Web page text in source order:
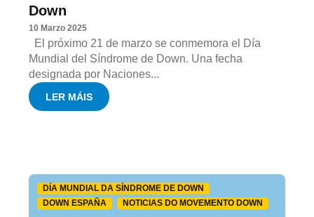
Down
10 Marzo 2025
El próximo 21 de marzo se conmemora el Día
Mundial del Síndrome de Down. Una fecha
designada por Naciones...
LER MÁIS
DÍA MUNDIAL DA SÍNDROME DE DOWN
DOWN ESPAÑA
NOTICIAS DO MOVEMENTO DOWN